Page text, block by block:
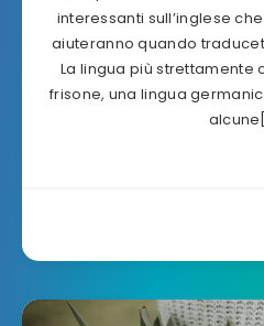
interessanti sull’inglese
aiuteranno quando
La lingua più strettamente
frisone, una lingua